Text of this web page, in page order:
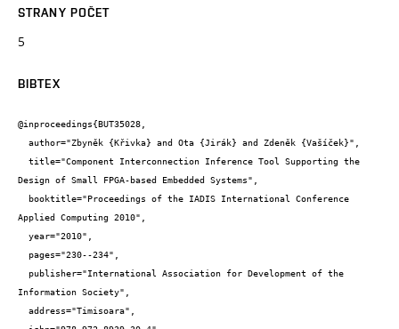
STRANY POČET
5
BIBTEX
@inproceedings{BUT35028,
Design of Small FPGA-based Embedded Systems",
Applied Computing 2010",
Information Society",